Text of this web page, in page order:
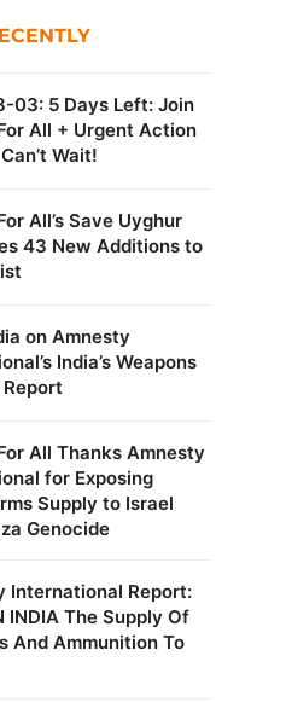
03: 5 Days Left: Join
All + Urgent Action
Wait!
All’s Save Uyghur
43 New Additions to
on Amnesty
India’s Weapons
All Thanks Amnesty
for Exposing
Supply to Israel
Genocide
International Report:
INDIA The Supply Of
And Ammunition To